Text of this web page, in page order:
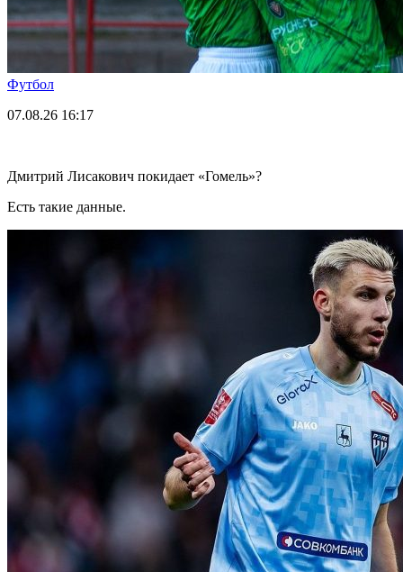
Футбол
07.08.26 16:17
Дмитрий Лисакович покидает «Гомель»?
Есть такие данные.